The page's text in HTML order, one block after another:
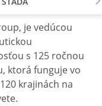
je vedúcou
s 125 ročnou
ktorá funguje vo
krajinách na